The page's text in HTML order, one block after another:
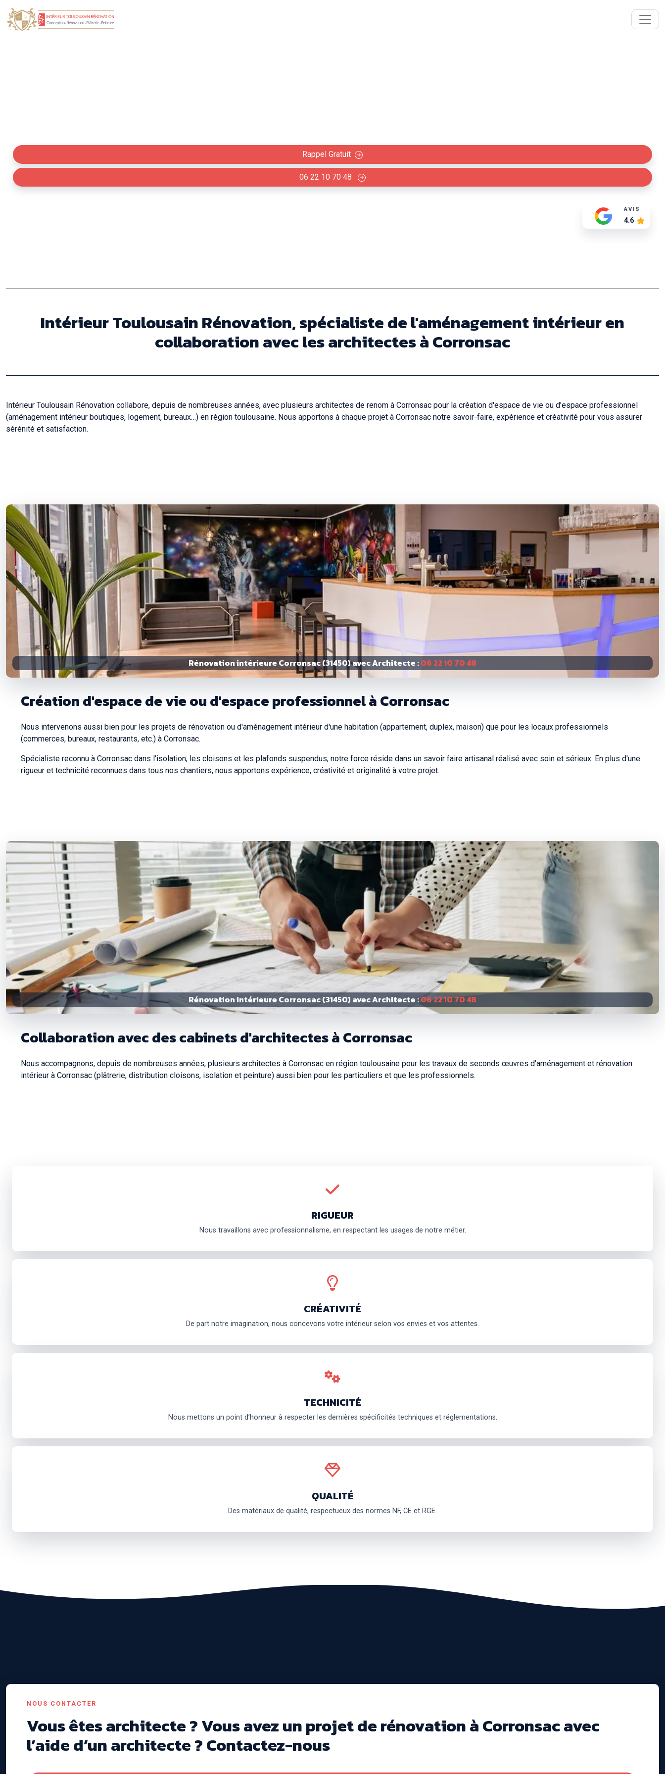
Rappel Gratuit
06 22 10 70 48
AVIS
4.6
Intérieur Toulousain Rénovation, spécialiste de l'aménagement intérieur en
collaboration avec les architectes à Corronsac
Intérieur Toulousain Rénovation collabore, depuis de nombreuses années, avec plusieurs architectes de renom à Corronsac pour la création d'espace de vie ou d'espace professionnel
(aménagement intérieur boutiques, logement, bureaux…) en région toulousaine. Nous apportons à chaque projet à Corronsac notre savoir-faire, expérience et créativité pour vous assurer
sérénité et satisfaction.
Rénovation intérieure Corronsac (31450) avec Architecte :06 22 10 70 48
Création d'espace de vie ou d'espace professionnel à Corronsac
Nous intervenons aussi bien pour les projets de rénovation ou d'aménagement intérieur d'une habitation (appartement, duplex, maison) que pour les locaux professionnels
(commerces, bureaux, restaurants, etc.) à Corronsac.
Spécialiste reconnu à Corronsac dans l'isolation, les cloisons et les plafonds suspendus, notre force réside dans un savoir faire artisanal réalisé avec soin et sérieux. En plus d'une
rigueur et technicité reconnues dans tous nos chantiers, nous apportons expérience, créativité et originalité à votre projet.
Rénovation intérieure Corronsac (31450) avec Architecte :06 22 10 70 48
Collaboration avec des cabinets d'architectes à Corronsac
Nous accompagnons, depuis de nombreuses années, plusieurs architectes à Corronsac en région toulousaine pour les travaux de seconds œuvres d'aménagement et rénovation
intérieur à Corronsac (plâtrerie, distribution cloisons, isolation et peinture) aussi bien pour les particuliers et que les professionnels.
RIGUEUR
Nous travaillons avec professionnalisme, en respectant les usages de notre métier.
CRÉATIVITÉ
De part notre imagination, nous concevons votre intérieur selon vos envies et vos attentes.
TECHNICITÉ
Nous mettons un point d’honneur à respecter les dernières spécificités techniques et réglementations.
QUALITÉ
Des matériaux de qualité, respectueux des normes NF, CE et RGE.
NOUS CONTACTER
Vous êtes architecte ? Vous avez un projet de rénovation à Corronsac avec
l’aide d’un architecte ? Contactez-nous